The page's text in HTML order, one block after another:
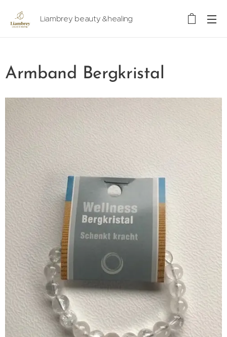
Liambrey beauty &healing
Armband Bergkristal